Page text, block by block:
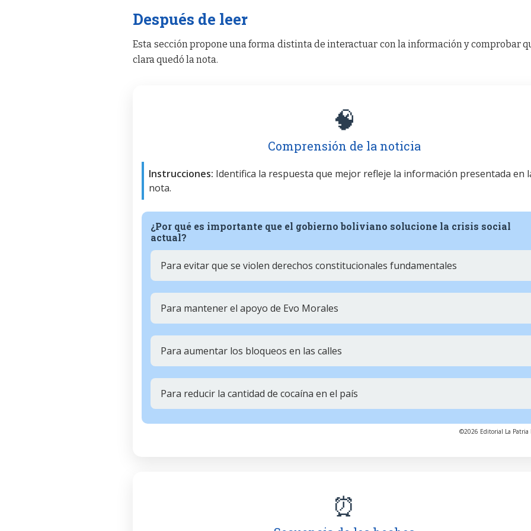
Después de leer
Esta sección propone una forma distinta de interactuar con la información y comprobar
clara quedó la nota.
🧠
Comprensión de la noticia
Instrucciones: Identifica la respuesta que mejor refleje la información presentada en
nota.
¿Por qué es importante que el gobierno boliviano solucione la crisis social
actual?
Para evitar que se violen derechos constitucionales fundamentales
Para mantener el apoyo de Evo Morales
Para aumentar los bloqueos en las calles
Para reducir la cantidad de cocaína en el país
©2026 Editorial La Patria
⏰